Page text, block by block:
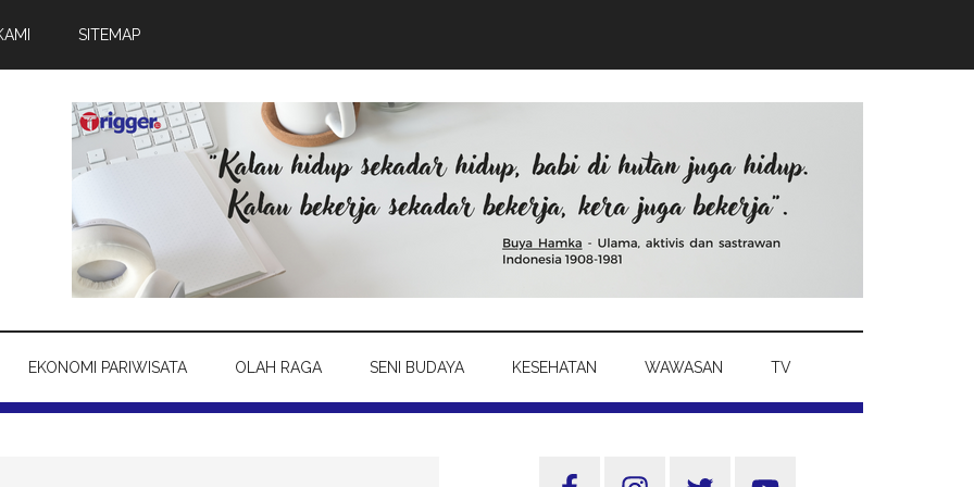
SITEMAP
EKONOMI PARIWISATA OLAH RAGA SENI BUDAYA KESEHATAN WAWASAN TV
Sidebar